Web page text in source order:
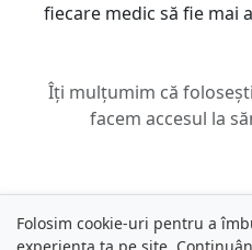
fiecare medic să fie mai
Îți mulțumim că
facem accesul la
Folosim cookie-uri pentru a